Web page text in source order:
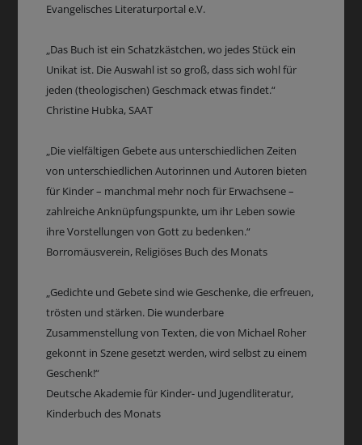
Evangelisches Literaturportal e.V.
„Das Buch ist ein Schatzkästchen, wo jedes Stück ein
Unikat ist. Die Auswahl ist so groß, dass sich wohl für
jeden (theologischen) Geschmack etwas findet.“
Christine Hubka, SAAT
„Die vielfältigen Gebete aus unterschiedlichen Zeiten
von unterschiedlichen Autorinnen und Autoren bieten
für Kinder – manchmal mehr noch für Erwachsene –
zahlreiche Anknüpfungspunkte, um ihr Leben sowie
ihre Vorstellungen von Gott zu bedenken.“
Borromäusverein, Religiöses Buch des Monats
„Gedichte und Gebete sind wie Geschenke, die erfreuen,
trösten und stärken. Die wunderbare
Zusammenstellung von Texten, die von Michael Roher
gekonnt in Szene gesetzt werden, wird selbst zu einem
Geschenk!“
Deutsche Akademie für Kinder- und Jugendliteratur,
Kinderbuch des Monats